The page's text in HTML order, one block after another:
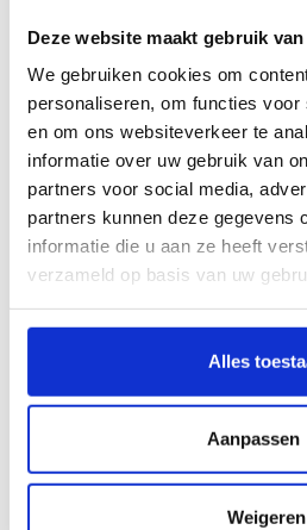
Deze website maakt gebruik
We gebruiken cookies om
personaliseren, om functies voor
en om ons websiteverkeer te
informatie over uw gebruik van
partners voor social media,
partners kunnen deze gegevens
informatie die u aan ze heeft
verzameld op basis van uw
Alles
Aanpassen
Weigeren
Nijntje x Little Dutch
kraamcadeau pakket
Silver
Op voorraad
Nijntje kraamcadeau
uni Silver
Op voorraad
Sophie de Giraf
pakket Dromedaris
Op voorraad
Personaliseer je
persoonlijk bericht
je persoonlijk
dat deze bij het